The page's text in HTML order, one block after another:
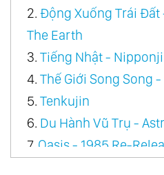
2. Động Xuống Trái Đất
The Earth
3. Tiếng Nhật -
4. Thế Giới Song Song
5. Tenkujin
6. Du Hành Vũ Trụ -
7. Oasis - 1985 Re-